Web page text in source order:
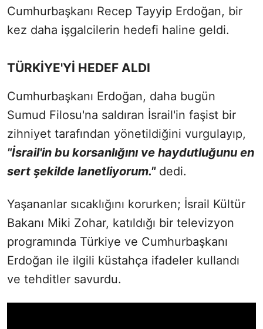
Cumhurbaşkanı Recep Tayyip Erdoğan, bir
kez daha işgalcilerin hedefi haline geldi.
TÜRKİYE'Yİ HEDEF ALDI
Cumhurbaşkanı Erdoğan, daha bugün
Sumud Filosu'na saldıran İsrail'in faşist bir
zihniyet tarafından yönetildiğini vurgulayıp,
"İsrail'in bu korsanlığını ve haydutluğunu en
sert şekilde lanetliyorum."dedi.
Yaşananlar sıcaklığını korurken; İsrail Kültür
Bakanı Miki Zohar, katıldığı bir televizyon
programında Türkiye ve Cumhurbaşkanı
Erdoğan ile ilgili küstahça ifadeler kullandı
ve tehditler savurdu.